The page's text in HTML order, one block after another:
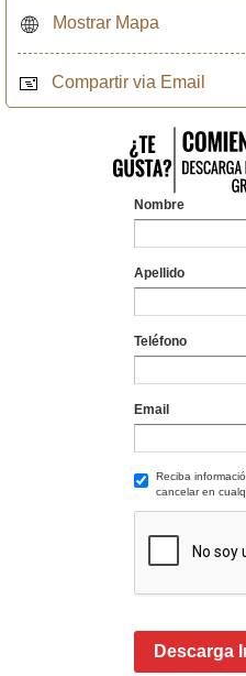
Mostrar Mapa
Compartir via Email
Nombre
Apellido
Teléfono
Email
Reciba
cancelar en
Descarga